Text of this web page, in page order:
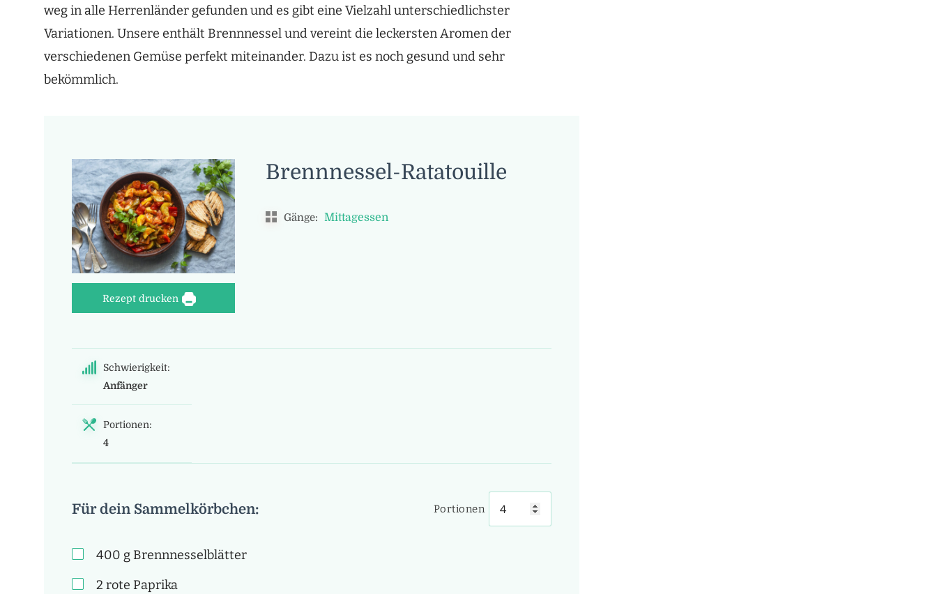
weg in alle Herrenländer gefunden und es gibt eine Vielzahl unterschiedlichster
Variationen. Unsere enthält Brennnessel und vereint die leckersten Aromen der
verschiedenen Gemüse perfekt miteinander. Dazu ist es noch gesund und sehr
bekömmlich.
Rezept drucken
Brennnessel-Ratatouille
Gänge: Mittagessen
Schwierigkeit:
Anfänger
Portionen:
4
Für dein Sammelkörbchen: Portionen
400 gBrennnesselblätter
2 rote Paprika